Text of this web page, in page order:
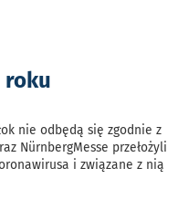
roku
nie odbędą się zgodnie z
NürnbergMesse przełożyli
i związane z nią